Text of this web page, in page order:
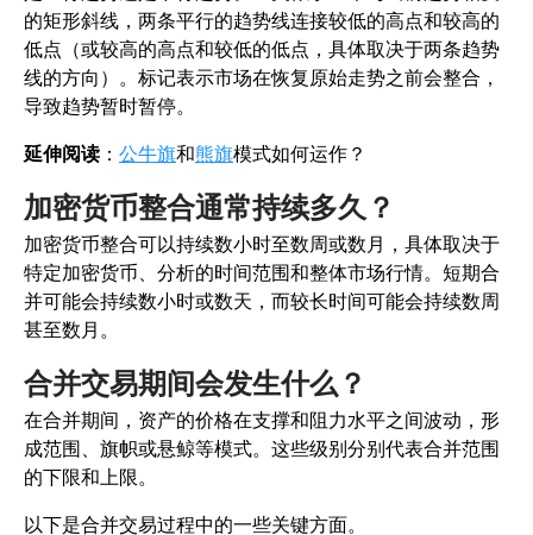
的矩形斜线，两条平行的趋势线连接较低的高点和较高的
低点（或较高的高点和较低的低点，具体取决于两条趋势
线的方向）。标记表示市场在恢复原始走势之前会整合，
导致趋势暂时暂停。
延伸阅读 ： 公牛旗和熊旗模式如何运作？
加密货币整合通常持续多久？
加密货币整合可以持续数小时至数周或数月，具体取决于
特定加密货币、分析的时间范围和整体市场行情。短期合
并可能会持续数小时或数天，而较长时间可能会持续数周
甚至数月。
合并交易期间会发生什么？
在合并期间，资产的价格在支撑和阻力水平之间波动，形
成范围、旗帜或悬鲸等模式。这些级别分别代表合并范围
的下限和上限。
以下是合并交易过程中的一些关键方面。